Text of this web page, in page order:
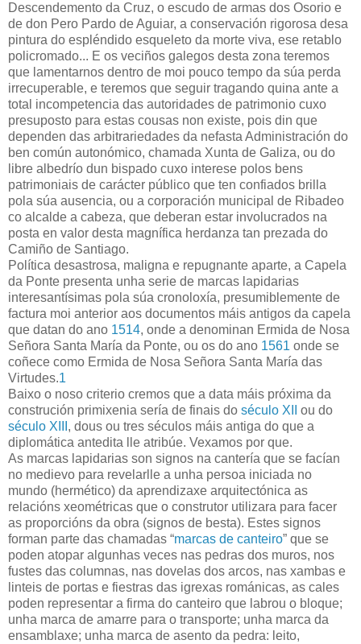
Descendemento da Cruz, o escudo de armas dos Osorio e
de don Pero Pardo de Aguiar, a conservación rigorosa desa
pintura do espléndido esqueleto da morte viva, ese retablo
policromado... E os veciños galegos desta zona teremos
que lamentarnos dentro de moi pouco tempo da súa perda
irrecuperable, e teremos que seguir tragando quina ante a
total incompetencia das autoridades de patrimonio cuxo
presuposto para estas cousas non existe, pois din que
dependen das arbitrariedades da nefasta Administración do
ben común autonómico, chamada Xunta de Galiza, ou do
libre albedrío dun bispado cuxo interese polos bens
patrimoniais de carácter público que ten confiados brilla
pola súa ausencia, ou a corporación municipal de Ribadeo
co alcalde a cabeza, que deberan estar involucrados na
posta en valor desta magnífica herdanza tan prezada do
Camiño de Santiago.
Política desastrosa, maligna e repugnante aparte, a Capela
da Ponte presenta unha serie de marcas lapidarias
interesantísimas pola súa cronoloxía, presumiblemente de
factura moi anterior aos documentos máis antigos da capela
que datan do ano 1514, onde a denominan Ermida de Nosa
Señora Santa María da Ponte, ou os do ano 1561 onde se
coñece como Ermida de Nosa Señora Santa María das
Virtudes.1
Baixo o noso criterio cremos que a data máis próxima da
construción primixenia sería de finais do século XII
ou do
século XIII , dous ou tres séculos máis antiga do que a
diplomática antedita lle atribúe. Vexamos por que.
As marcas lapidarias son signos na cantería que se facían
no medievo para revelarlle a unha persoa iniciada no
mundo (hermético) da aprendizaxe arquitectónica as
relacións xeométricas que o construtor utilizara para facer
as proporcións da obra (signos de besta). Estes signos
forman parte das chamadas “marcas de canteiro” que se
poden atopar algunhas veces nas pedras dos muros, nos
fustes das columnas, nas dovelas dos arcos, nas xambas e
linteis de portas e fiestras das igrexas románicas, as cales
poden representar a firma do canteiro que labrou o bloque;
unha marca de amarre para o transporte; unha marca da
ensamblaxe; unha marca de asento da pedra: leito,